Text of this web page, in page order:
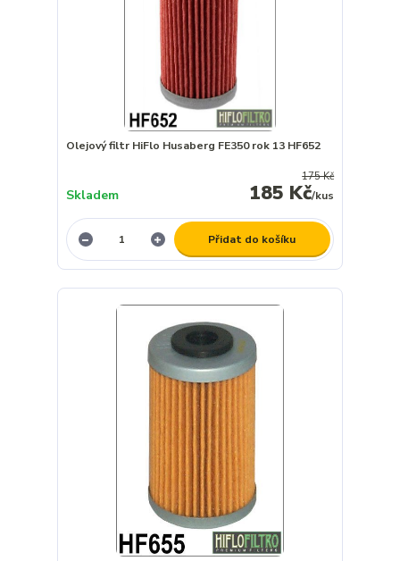
Olejový filtr HiFlo Husaberg FE350 rok 13 HF652
175 Kč
185 Kč/kus
Skladem
Přidat do košíku